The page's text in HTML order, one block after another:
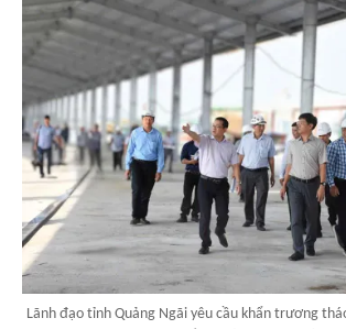
Lãnh đạo tỉnh Quảng Ngãi yêu cầu khẩn trương